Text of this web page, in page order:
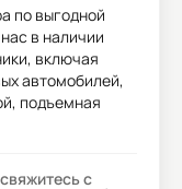
по выгодной
в наличии
включая
автомобилей,
подъемная
с